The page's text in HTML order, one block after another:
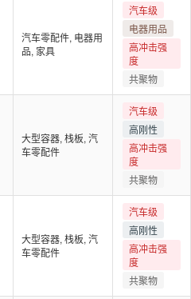
汽车零配件, 电器用
品, 家具
汽车级
电器用品
高冲击强
度
共聚物
大型容器, 栈板, 汽
车零配件
汽车级
高刚性
高冲击强
度
共聚物
大型容器, 栈板, 汽
车零配件
汽车级
高刚性
高冲击强
度
共聚物